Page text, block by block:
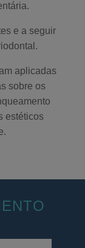
e a seguir
aplicadas
sobre os
estéticos